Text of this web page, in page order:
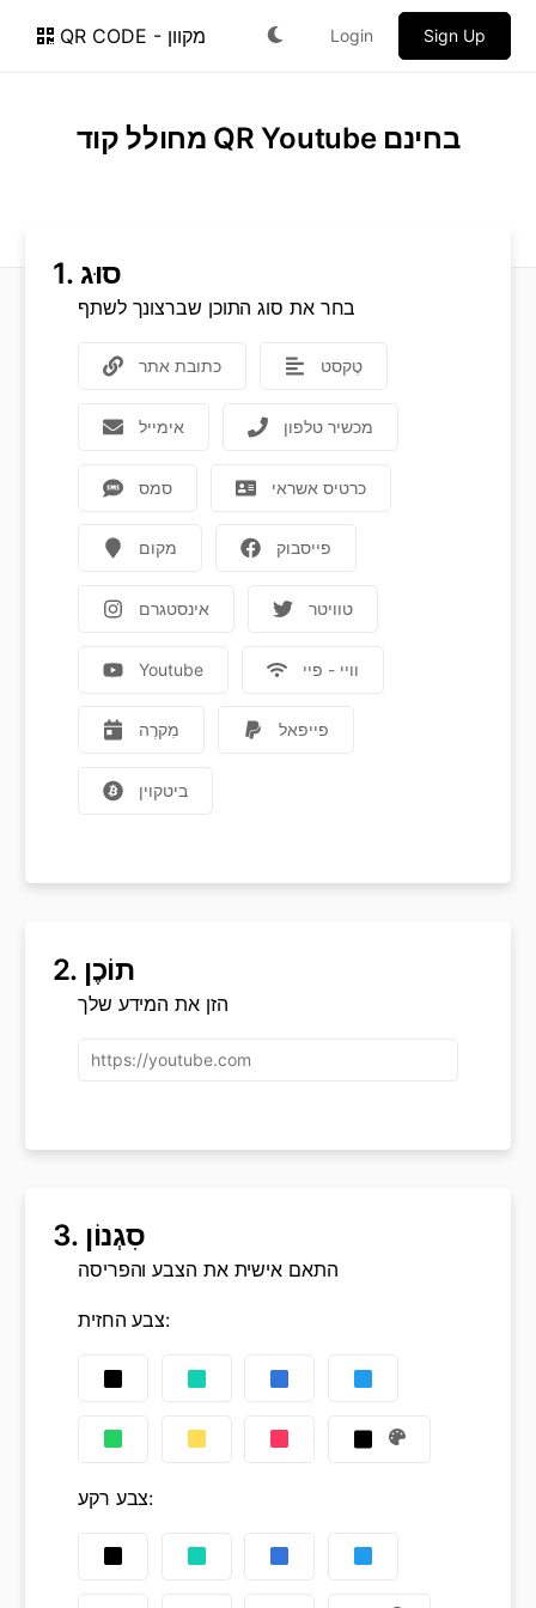
QR CODE - מקוון Login Sign Up
מחולל קוד QR Youtube בחינם
1.סוּג
בחר את סוג התוכן שברצונך לשתף
כתובת אתר טֶקסט
אימייל מכשיר טלפון
סמס כרטיס אשראי
מקום פייסבוק
אינסטגרם טוויטר
Youtube וויי - פיי
מִקרֶה פייפאל
ביטקוין
2. תוֹכֶן
הזן את המידע שלך
3. סִגְנוֹן
התאם אישית את הצבע והפריסה
צבע החזית:
צבע רקע: